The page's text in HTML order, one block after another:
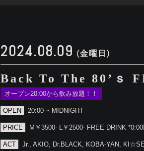
2024.08.09 (金曜日)
Back To The 80’ｓ
オープン20:00から飲み放題！！
OPEN 20:00 ~ MIDNIGHT
PRICE M￥3500- L￥2500- FREE DRINK
ACT
Jr., AKIO, Dr.BLACK, KOBA-YAN,